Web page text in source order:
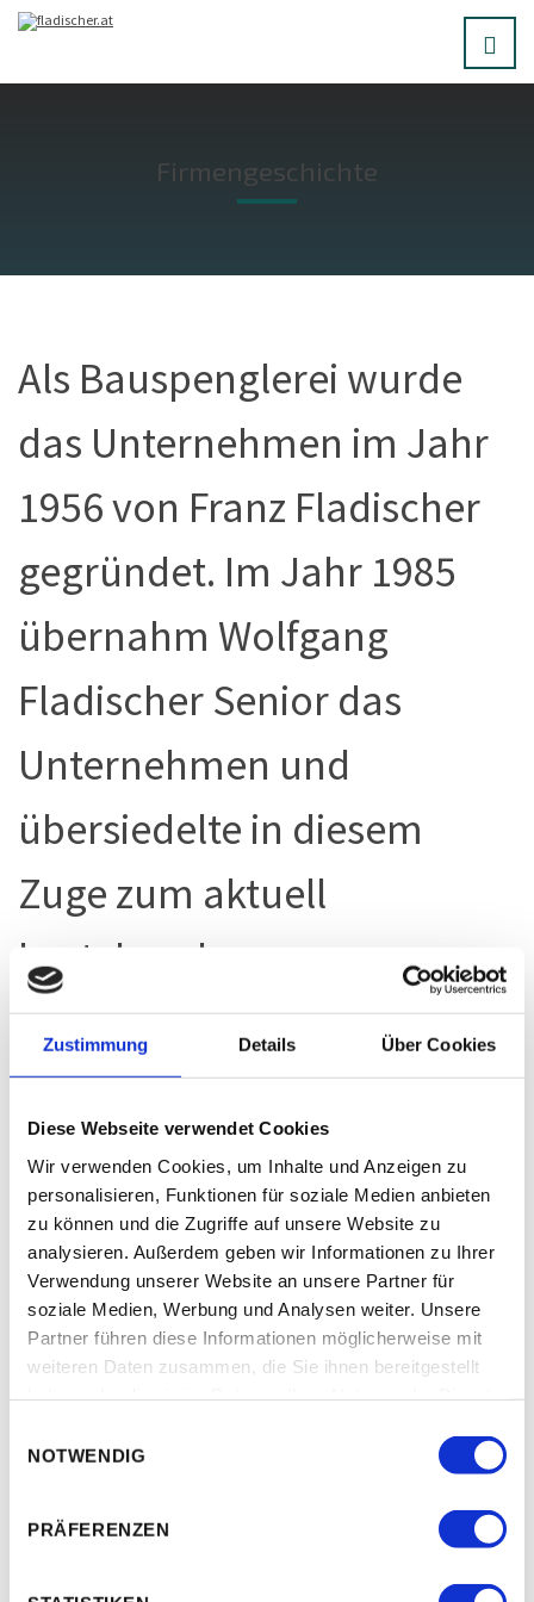
Zustimmung Details Über Cookies
Diese Webseite verwendet Cookies
Wir verwenden Cookies, um Inhalte und Anzeigen zu
personalisieren, Funktionen für soziale Medien anbieten
zu können und die Zugriffe auf unsere Website zu
analysieren. Außerdem geben wir Informationen zu Ihrer
Verwendung unserer Website an unsere Partner für
soziale Medien, Werbung und Analysen weiter. Unsere
Partner führen diese Informationen möglicherweise mit
weiteren Daten zusammen, die Sie ihnen bereitgestellt
NOTWENDIG
PRÄFERENZEN
Firmengeschichte
Als Bauspenglerei wurde
das Unternehmen im Jahr
1956 von Franz Fladischer
gegründet. Im Jahr 1985
übernahm Wolfgang
Fladischer Senior das
Unternehmen und
übersiedelte in diesem
Zuge zum aktuell
bestehenden
Betriebsstandort –
Mühlriegel 25. Das
Geheimnis des
Firmenerfolges sah
Wolfgang Fladischer in der
Fachkompetenz,
Verlässlichkeit und
nachhaltiger Betreuung
der Kunden. Auf diese